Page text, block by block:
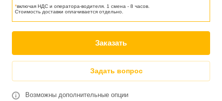
*включая НДС и оператора-водителя. 1 смена - 8 часов.
Стоимость доставки оплачивается отдельно.
Заказать
Задать вопрос
Возможны дополнительные опции